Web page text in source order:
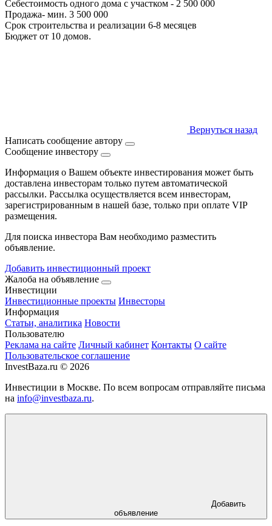
Себестоимость одного дома с участком - 2 500 000
Продажа- мин. 3 500 000
Срок строительства и реализации 6-8 месяцев
Бюджет от 10 домов.
Вернуться назад
Написать сообщение автору
Сообщение инвестору
Информация о Вашем объекте инвестирования может быть
доставлена инвесторам только путем автоматической
рассылки. Рассылка осуществляется всем инвесторам,
зарегистрированным в нашей базе, только при оплате VIP
размещения.
Для поиска инвестора Вам необходимо разместить
объявление.
Добавить инвестиционный проект
Жалоба на объявление
Инвестиции
Инвестиционные проекты Инвесторы
Информация
Статьи, аналитика Новости
Пользователю
Реклама на сайте Личный кабинет Контакты О сайте
Пользовательское соглашение
InvestBaza.ru © 2026
Инвестиции в Москве. По всем вопросам отправляйте письма
на info@investbaza.ru.
Добавить
объявление